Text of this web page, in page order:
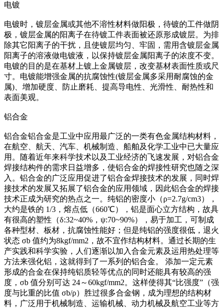
电镀
电镀时，镀层金属或其他不溶性材料做阳极，待镀的工件做阴
极，镀层金属的阳离子在待镀工件表面被还原形成镀层。为排
除其它阳离子的干扰，且使镀层均匀、牢固，需用含镀层金属
阳离子的溶液做电镀液，以保持镀层金属阳离子的浓度不变。
电镀的目的是在基材上镀上金属镀层，改变基材表面性质或尺
寸。电镀能增强金属的抗腐蚀性(镀层金属多采用耐腐蚀的金
属)、增加硬度、防止磨耗、提高导电性、光滑性、耐热性和
表面美观。
铝合金
铝合金铝合金是工业中应用最广泛的一类有色金属结构材料，
在航空、航天、汽车、机械制造、船舶及化学工业中已大量应
用。随着近年来科学技术以及工业经济的飞速发展，对铝合金
焊接结构件的需求日益增多，使铝合金的焊接性研究也随之深
入。铝合金的广泛应用促进了铝合金焊接技术的发展，同时焊
接技术的发展又拓展了铝合金的应用领域，因此铝合金的焊接
技术正成为研究的热点之一。纯铝的密度小（ρ=2.7g/cm3），
大约是铁的 1/3，熔点低（660℃），铝是面心立方结构，故具
有很高的塑性（δ:32~40%，ψ:70~90%），易于加工，可制成
各种型材、板材，抗腐蚀性能好；但是纯铝的强度很低，退火
状态 σb 值约为8kgf/mm2，故不宜作结构材料。通过长期的生
产实践和科学实验，人们逐渐以加入合金元素及运用热处理等
方法来强化铝，这就得到了一系列的铝合金。 添加一定元素
形成的合金在保持纯铝质轻等优点的同时还能具有较高的强
度，σb 值分别可达 24～60kgf/mm2。这样使得其“比强度”（强
度与比重的比值 σb/ρ）胜过很多合金钢，成为理想的结构材
料，广泛用于机械制造、运输机械、动力机械及航空工业等方